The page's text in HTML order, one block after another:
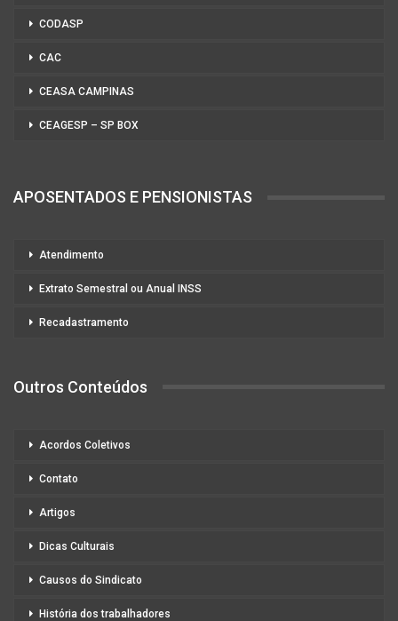
CODASP
CAC
CEASA CAMPINAS
CEAGESP – SP BOX
APOSENTADOS E PENSIONISTAS
Atendimento
Extrato Semestral ou Anual INSS
Recadastramento
Outros Conteúdos
Acordos Coletivos
Contato
Artigos
Dicas Culturais
Causos do Sindicato
História dos trabalhadores